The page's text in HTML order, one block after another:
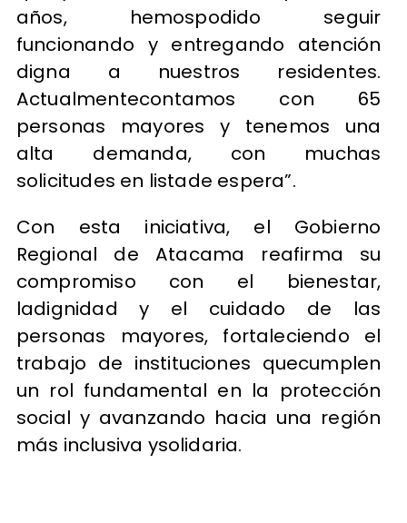
años, hemospodido seguir
funcionando y entregando atención
digna a nuestros residentes.
Actualmentecontamos con 65
personas mayores y tenemos una
alta demanda, con muchas
solicitudes en listade espera”.
Con esta iniciativa, el Gobierno
Regional de Atacama reafirma su
compromiso con el bienestar,
ladignidad y el cuidado de las
personas mayores, fortaleciendo el
trabajo de instituciones quecumplen
un rol fundamental en la protección
social y avanzando hacia una región
más inclusiva ysolidaria.